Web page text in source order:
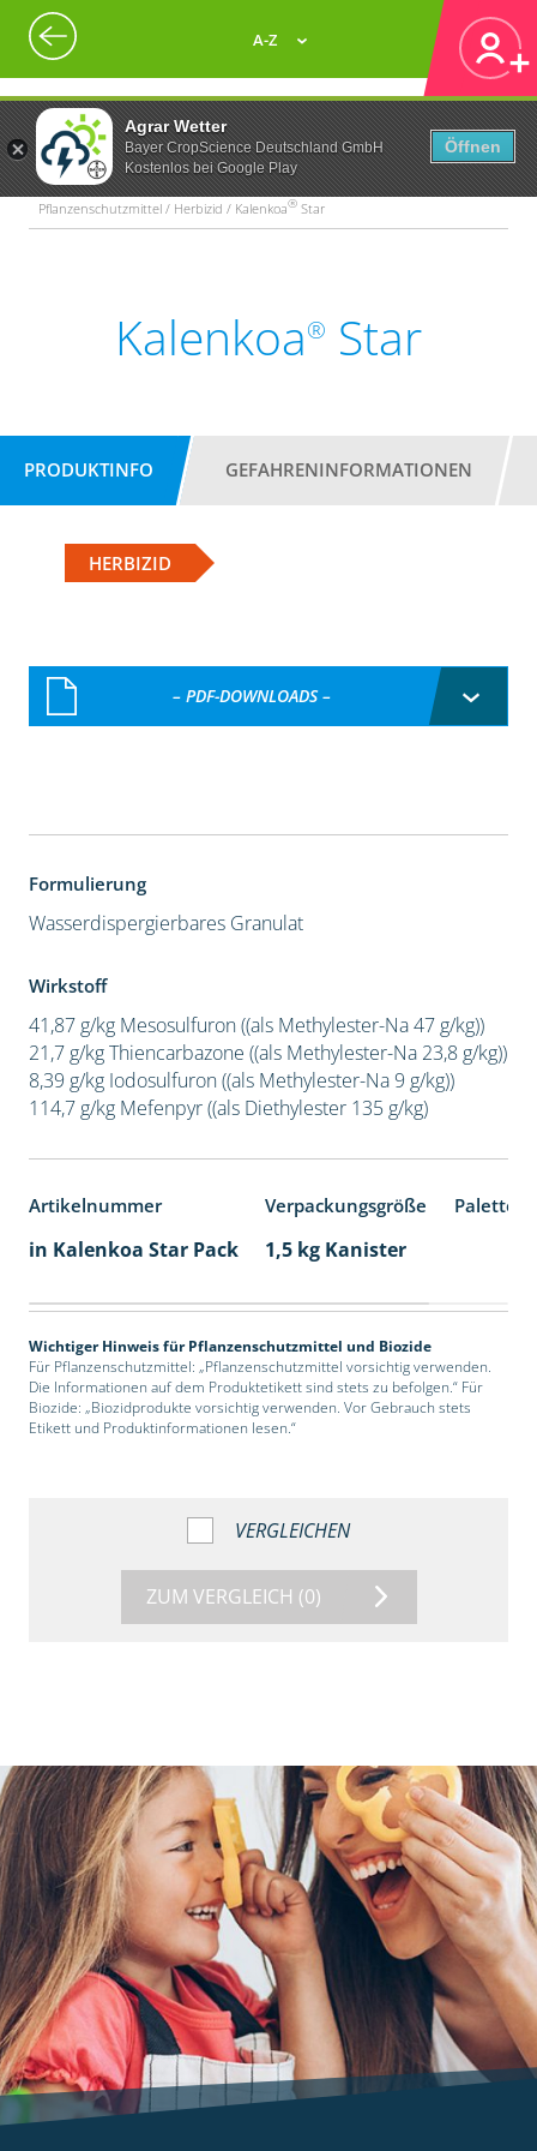
Agrar Wetter
Bayer CropScience Deutschland GmbH
Kostenlos bei Google Play
Öffnen
A-Z
Pflanzenschutzmittel / Herbizid / Kalenkoa® Star
Kalenkoa® Star
PRODUKTINFO GEFAHRENINFORMATIONEN
HERBIZID
– PDF-DOWNLOADS –
Formulierung
Wasserdispergierbares Granulat
Wirkstoff
41,87 g/kg Mesosulfuron ((als Methylester-Na 47 g/kg))
21,7 g/kg Thiencarbazone ((als Methylester-Na 23,8 g/kg))
8,39 g/kg Iodosulfuron ((als Methylester-Na 9 g/kg))
114,7 g/kg Mefenpyr ((als Diethylester 135 g/kg)
Artikelnummer Verpackungsgröße
in Kalenkoa Star Pack 1,5 kg Kanister
Wichtiger Hinweis für Pflanzenschutzmittel und Biozide
Für Pflanzenschutzmittel: „Pflanzenschutzmittel vorsichtig verwenden.
Die Informationen auf dem Produktetikett sind stets zu befolgen.“ Für
Biozide: „Biozidprodukte vorsichtig verwenden. Vor Gebrauch stets
Etikett und Produktinformationen lesen.“
VERGLEICHEN
ZUM VERGLEICH (0)